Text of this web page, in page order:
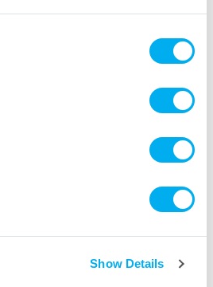
Show Details
in 360° Ansicht